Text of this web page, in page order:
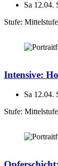
Sa 12.04.
Stufe:
Intensive:
Sa 12.04.
Stufe: